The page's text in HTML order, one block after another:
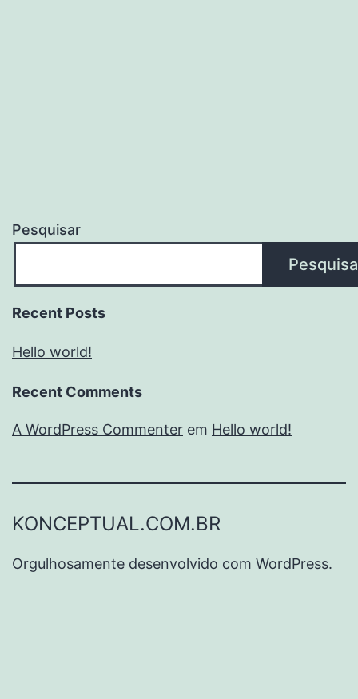
Pesquisar
Recent Posts
Hello world!
Recent Comments
A WordPress Commenter em Hello world!
KONCEPTUAL.COM.BR
Orgulhosamente desenvolvido com WordPress.